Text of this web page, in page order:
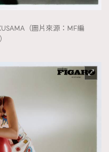
（圖片來源：MF編